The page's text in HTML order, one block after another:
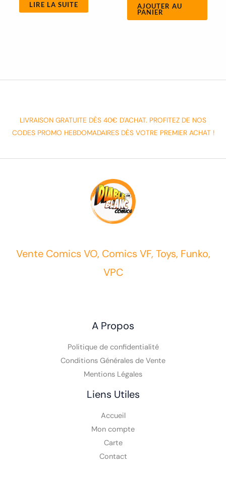
LIRE LA SUITE AJOUTER AU
PANIER
LIVRAISON GRATUITE DÈS 40€ D'ACHAT. PROFITEZ DE NOS
CODES PROMO HEBDOMADAIRES DÈS VOTRE PREMIER ACHAT !
Vente Comics VO, Comics VF, Toys, Funko,
VPC
A Propos
Politique de confidentialité
Conditions Générales de Vente
Mentions Légales
Liens Utiles
Accueil
Mon compte
Carte
Contact